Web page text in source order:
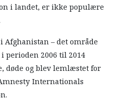
i landet, er ikke populære
– det område
perioden 2006 til 2014
døde og blev lemlæstet for
Internationals